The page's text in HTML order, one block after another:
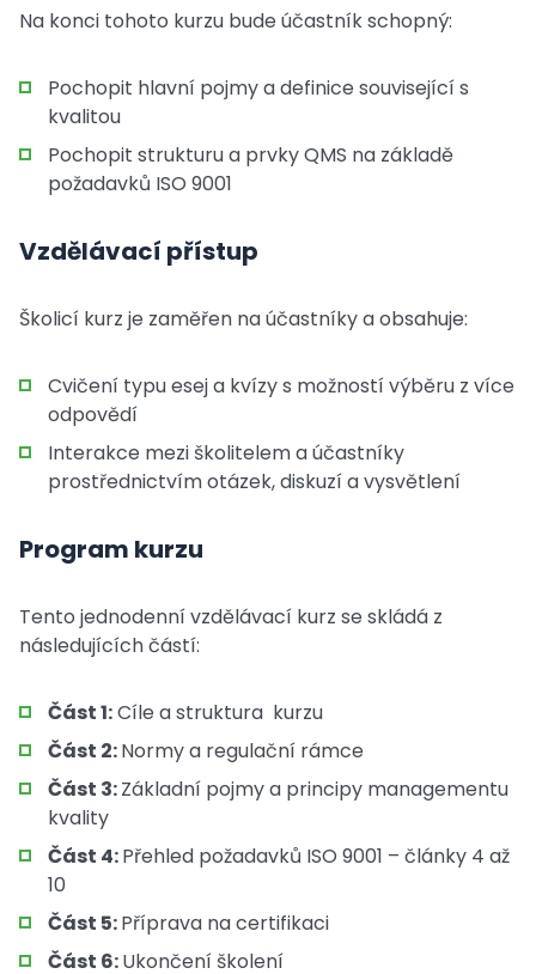
Na konci tohoto kurzu bude účastník schopný:
Pochopit hlavní pojmy a definice související s
kvalitou
Pochopit strukturu a prvky QMS na základě
požadavků ISO 9001
Vzdělávací přístup
Školicí kurz je zaměřen na účastníky a obsahuje:
Cvičení typu esej a kvízy s možností výběru z více
odpovědí
Interakce mezi školitelem a účastníky
prostřednictvím otázek, diskuzí a vysvětlení
Program kurzu
Tento jednodenní vzdělávací kurz se skládá z
následujících částí:
Část 1:Cíle a struktura kurzu
Část 2:Normy a regulační rámce
Část 3:Základní pojmy a principy managementu
kvality
Část 4:Přehled požadavků ISO 9001 – články 4 až
10
Část 5:Příprava na certifikaci
Část 6:Ukončení školení